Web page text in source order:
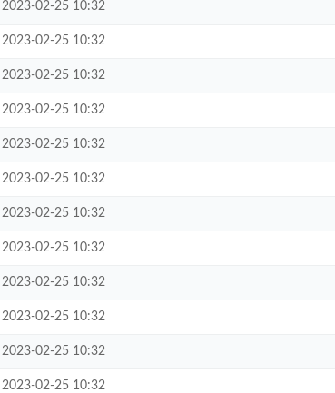
2023-02-25 10:32
2023-02-25 10:32
2023-02-25 10:32
2023-02-25 10:32
2023-02-25 10:32
2023-02-25 10:32
2023-02-25 10:32
2023-02-25 10:32
2023-02-25 10:32
2023-02-25 10:32
2023-02-25 10:32
2023-02-25 10:32